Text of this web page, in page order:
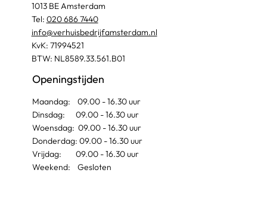
1013 BE Amsterdam
Tel: 020 686 7440
info@verhuisbedrijfamsterdam.nl​
KvK: 71994521
BTW: NL8589.33.561.B01
Openingstijden
Maandag: 09.00 - 16.30 uur
Dinsdag: 09.00 - 16.30 uur
Woensdag: 09.00 - 16.30 uur
Donderdag: 09.00 - 16.30 uur
Vrijdag: 09.00 - 16.30 uur
Weekend: Gesloten